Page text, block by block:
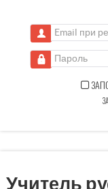
Email при
Пароль
Учитель